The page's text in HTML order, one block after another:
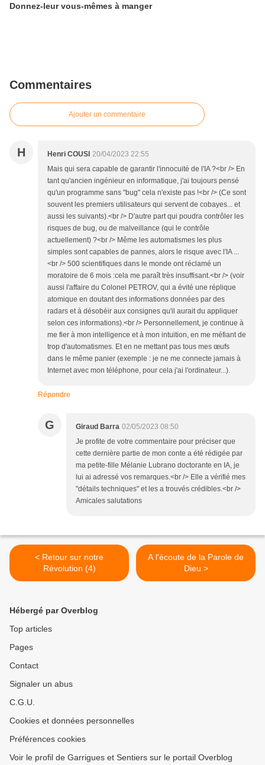
Donnez-leur vous-mêmes à manger
Commentaires
Ajouter un commentaire
H Henri COUSI 20/04/2023 22:55
Mais qui sera capable de garantir l'innocuité de l'IA ?<br /> En
tant qu'ancien ingénieur en informatique, j'ai toujours pensé
qu'un programme sans "bug" cela n'existe pas !<br /> (Ce sont
souvent les premiers utilisateurs qui servent de cobayes... et
aussi les suivants).<br /> D'autre part qui poudra contrôler les
risques de bug, ou de malveillance (qui le contrôle
actuellement) ?<br /> Même les automatismes les plus
simples sont capables de pannes, alors le risque avec l'IA ...
<br /> 500 scientifiques dans le monde ont réclamé un
moratoire de 6 mois :cela me paraît très insuffisant.<br /> (voir
aussi l'affaire du Colonel PETROV, qui a évité une réplique
atomique en doutant des informations données par des
radars et à désobéir aux consignes qu'il aurait du appliquer
selon ces informations).<br /> Personnellement, je continue à
me fier à mon intelligence et à mon intuition, en me méfiant de
trop d'automatismes. Et en ne mettant pas tous mes œufs
dans le même panier (exemple : je ne me connecte jamais à
Internet avec mon téléphone, pour cela j'ai l'ordinateur...).
Répondre
G Giraud Barra 02/05/2023 08:50
Je profite de votre commentaire pour préciser que
cette dernière partie de mon conte a été rédigée par
ma petite-fille Mélanie Lubrano doctorante en IA, je
lui ai adressé vos remarques.<br /> Elle a vérifié mes
"détails techniques" et les a trouvés crédibles.<br />
Amicales salutations
< Retour sur notre
Révolution (4)
A l'écoute de la Parole de
Dieu >
Hébergé par Overblog
Top articles
Pages
Contact
Signaler un abus
C.G.U.
Cookies et données personnelles
Préférences cookies
Voir le profil de Garrigues et Sentiers sur le portail Overblog